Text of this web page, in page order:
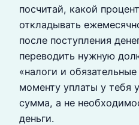
посчитай, какой
откладывать
после поступления
переводить нужную
«налоги и
моменту уплаты у тебя
сумма, а не
деньги.